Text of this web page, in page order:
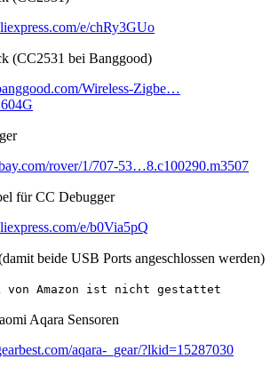
e/chRy3GUo
(CC2531 bei Banggood)
Wireless-Zigbe…
rover/1/707-53…8.c100290.m3507
für CC Debugger
e/b0Via5pQ
beide USB Ports angeschlossen werden)
von Amazon ist nicht gestattet
Aqara Sensoren
aqara-_gear/?lkid=15287030